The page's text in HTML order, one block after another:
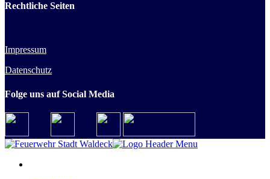
Rechtliche Seiten
Impressum
Datenschutz
Folge uns auf Social Media